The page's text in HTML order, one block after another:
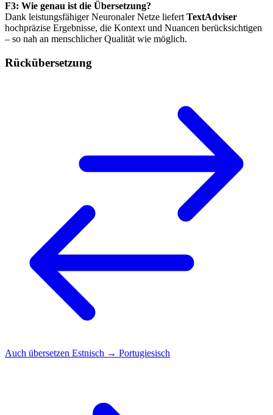
F3: Wie genau ist die Übersetzung?
Dank leistungsfähiger Neuronaler Netze liefert TextAdviser
hochpräzise Ergebnisse, die Kontext und Nuancen berücksichtigen
– so nah an menschlicher Qualität wie möglich.
Rückübersetzung
Auch übersetzen Estnisch → Portugiesisch